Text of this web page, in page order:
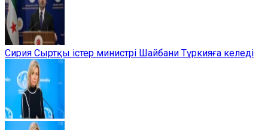
Сирия Сыртқы істер министрі Шайбани Түркияға келеді